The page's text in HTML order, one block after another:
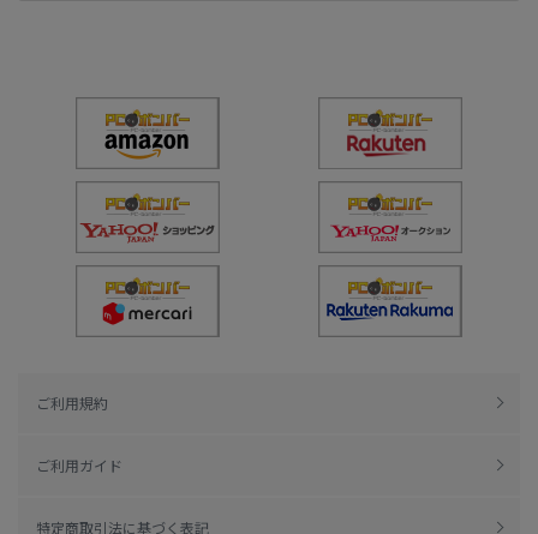
ご利用規約
ご利用ガイド
特定商取引法に基づく表記